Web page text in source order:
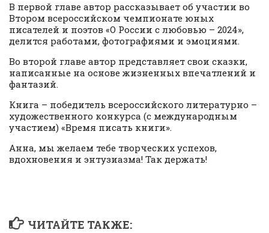
В первой главе автор рассказывает об участии во
Втором всероссийском чемпионате юных
писателей и поэтов «О России с любовью – 2024»,
делится работами, фотографиями и эмоциями.
Во второй главе автор представляет свои сказки,
написанные на основе жизненных впечатлений и
фантазий.
Книга – победитель всероссийского литературно –
художественного конкурса (с международным
участием) «Время писать книги».
Анна, мы желаем тебе творческих успехов,
вдохновения и энтузиазма! Так держать!
ЧИТАЙТЕ ТАКЖЕ: